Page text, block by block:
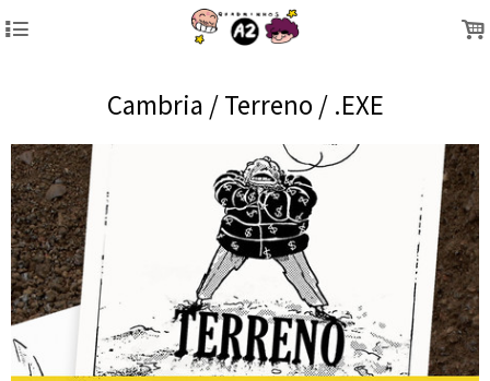
4 .
Cambria / Terreno / .EXE